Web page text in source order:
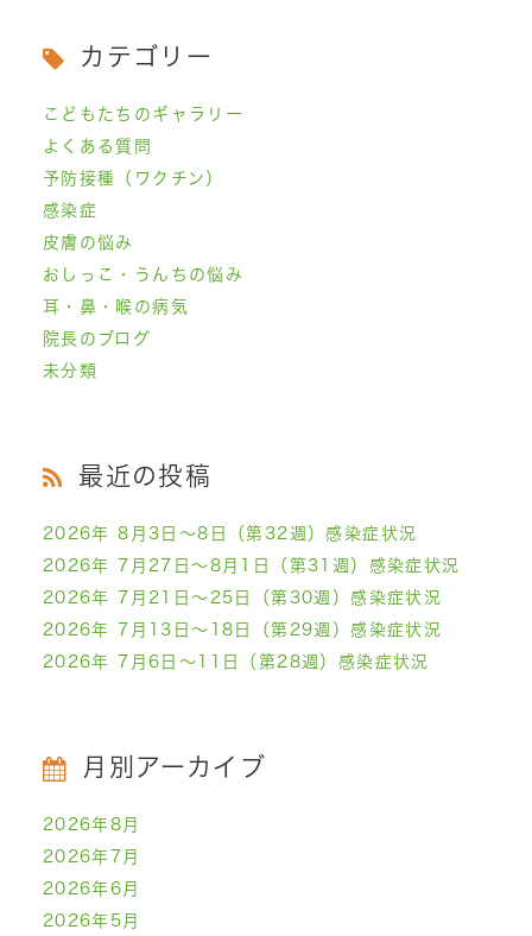
カテゴリー
こどもたちのギャラリー
よくある質問
予防接種（ワクチン）
感染症
皮膚の悩み
おしっこ・うんちの悩み
耳・鼻・喉の病気
院長のブログ
未分類
最近の投稿
2026年 8月3日～8日（第32週）感染症状況
2026年 7月27日～8月1日（第31週）感染症状況
2026年 7月21日～25日（第30週）感染症状況
2026年 7月13日～18日（第29週）感染症状況
2026年 7月6日～11日（第28週）感染症状況
月別アーカイブ
2026年8月
2026年7月
2026年6月
2026年5月